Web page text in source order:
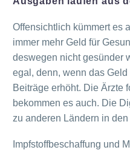
Offensichtlich kümmert es
immer mehr Geld für
deswegen nicht gesünder
egal, denn, wenn das
Beiträge erhöht. Die Ärzte
bekommen es auch. Die
zu anderen Ländern in
Impfstoffbeschaffung und